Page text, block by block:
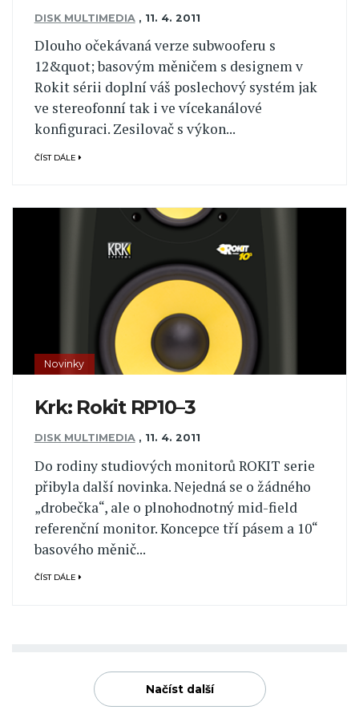
DISK MULTIMEDIA , 11. 4. 2011
Dlouho očekávaná verze subwooferu s
12&quot; basovým měničem s designem v
Rokit sérii doplní váš poslechový systém jak
ve stereofonní tak i ve vícekanálové
konfiguraci. Zesilovač s výkon...
ČÍST DÁLE
Novinky
Krk: Rokit RP10–3
DISK MULTIMEDIA , 11. 4. 2011
Do rodiny studiových monitorů ROKIT serie
přibyla další novinka. Nejedná se o žádného
„drobečka“, ale o plnohodnotný mid-field
referenční monitor. Koncepce tří pásem a 10“
basového měnič...
ČÍST DÁLE
Načíst další